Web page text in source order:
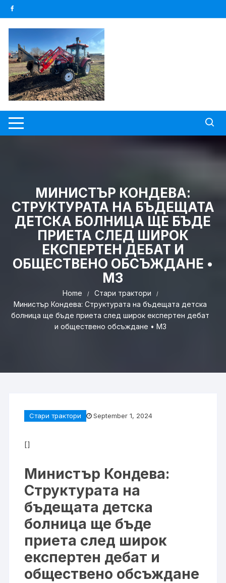
Skip
to
content
МИНИСТЪР КОНДЕВА:
СТРУКТУРАТА НА БЪДЕЩАТА
ДЕТСКА БОЛНИЦА ЩЕ БЪДЕ
ПРИЕТА СЛЕД ШИРОК
ЕКСПЕРТЕН ДЕБАТ И
ОБЩЕСТВЕНО ОБСЪЖДАНЕ •
МЗ
Home
Стари трактори
Министър Кондева: Структурата на бъдещата детска
болница ще бъде приета след широк експертен дебат
и обществено обсъждане • МЗ
Стари трактори September 1, 2024
[]
Министър Кондева:
Структурата на
бъдещата детска
болница ще бъде
приета след широк
експертен дебат и
обществено обсъждане